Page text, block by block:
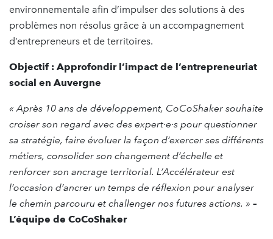
environnementale afin d’impulser des solutions à des
problèmes non résolus grâce à un accompagnement
d’entrepreneurs et de territoires.
Objectif : Approfondir l’impact de l’entrepreneuriat
social en Auvergne
« Après 10 ans de développement, CoCoShaker souhaite
croiser son regard avec des expert·e·s pour questionner
sa stratégie, faire évoluer la façon d’exercer ses différents
métiers, consolider son changement d’échelle et
renforcer son ancrage territorial. L’Accélérateur est
l’occasion d’ancrer un temps de réflexion pour analyser
le chemin parcouru et challenger nos futures actions. » –
L’équipe de CoCoShaker